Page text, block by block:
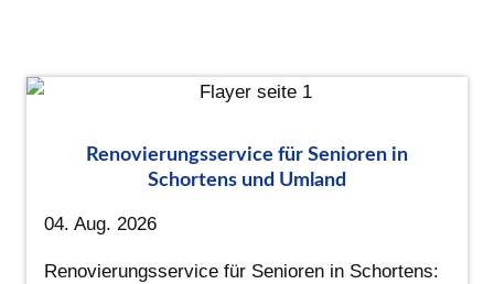
Renovierungsservice für Senioren in
Schortens und Umland
04. Aug. 2026
Renovierungsservice für Senioren in Schortens: